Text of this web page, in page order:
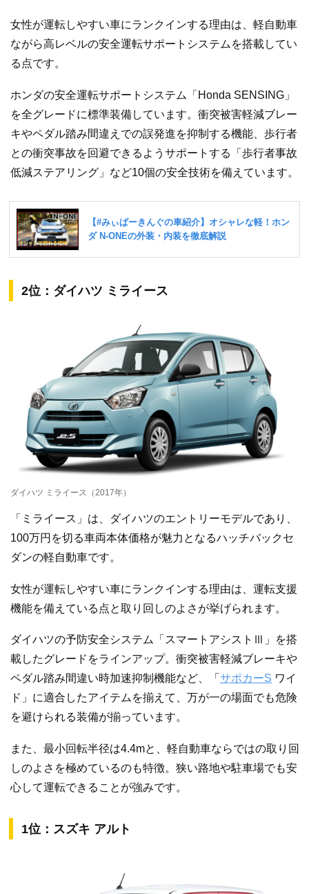
女性が運転しやすい車にランクインする理由は、軽自動車
ながら高レベルの安全運転サポートシステムを搭載してい
る点です。
ホンダの安全運転サポートシステム「Honda SENSING」
を全グレードに標準装備しています。衝突被害軽減ブレー
キやペダル踏み間違えでの誤発進を抑制する機能、歩行者
との衝突事故を回避できるようサポートする「歩行者事故
低減ステアリング」など10個の安全技術を備えています。
2位：ダイハツ ミライース
ダイハツ ミライース（2017年）
「ミライース」は、ダイハツのエントリーモデルであり、
100万円を切る車両本体価格が魅力となるハッチバックセ
ダンの軽自動車です。
女性が運転しやすい車にランクインする理由は、運転支援
機能を備えている点と取り回しのよさが挙げられます。
ダイハツの予防安全システム「スマートアシストⅢ」を搭
載したグレードをラインアップ。衝突被害軽減ブレーキや
ペダル踏み間違い時加速抑制機能など、「 サポカーS ワイ
ド」に適合したアイテムを揃えて、万が一の場面でも危険
を避けられる装備が揃っています。
また、最小回転半径は4.4mと、軽自動車ならではの取り回
しのよさを極めているのも特徴。狭い路地や駐車場でも安
心して運転できることが強みです。
1位：スズキ アルト